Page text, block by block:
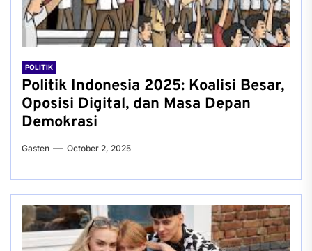
POLITIK
Politik Indonesia 2025: Koalisi Besar,
Oposisi Digital, dan Masa Depan
Demokrasi
Gasten October 2, 2025